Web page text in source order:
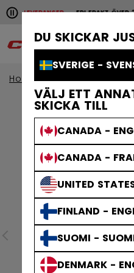
DU SKICKAR
SVERIGE -
VÄLJ ETT
SKICKA TILL
CANADA -
CANADA -
UNITED
FINLAND -
SUOMI -
DENMARK -
Pause the horizontal
LEVERANSERFRI FRAKT ÖVER
Snabba leveranser
Home Skridskor